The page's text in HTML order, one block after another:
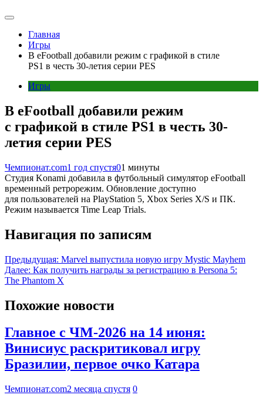
Главная
Игры
В eFootball добавили режим с графикой в стиле
PS1 в честь 30-летия серии PES
Игры
В eFootball добавили режим
с графикой в стиле PS1 в честь 30-
летия серии PES
Чемпионат.com1 год спустя01 минуты
Студия Konami добавила в футбольный симулятор eFootball
временный ретрорежим. Обновление доступно
для пользователей на PlayStation 5, Xbox Series X/S и ПК.
Режим называется Time Leap Trials.
Навигация по записям
Предыдущая: Marvel выпустила новую игру Mystic Mayhem
Далее: Как получить награды за регистрацию в Persona 5:
The Phantom X
Похожие новости
Главное с ЧМ-2026 на 14 июня:
Винисиус раскритиковал игру
Бразилии, первое очко Катара
Чемпионат.com2 месяца спустя 0